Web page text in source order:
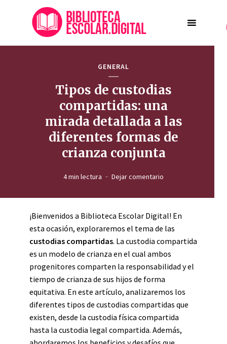
GENERAL
Tipos de custodias
compartidas: una
mirada detallada a las
diferentes formas de
crianza conjunta
4 min lectura Dejar comentario
¡Bienvenidos a Biblioteca Escolar Digital! En
esta ocasión, exploraremos el tema de las
custodias compartidas. La custodia compartida
es un modelo de crianza en el cual ambos
progenitores comparten la responsabilidad y el
tiempo de crianza de sus hijos de forma
equitativa. En este artículo, analizaremos los
diferentes tipos de custodias compartidas que
existen, desde la custodia física compartida
hasta la custodia legal compartida. Además,